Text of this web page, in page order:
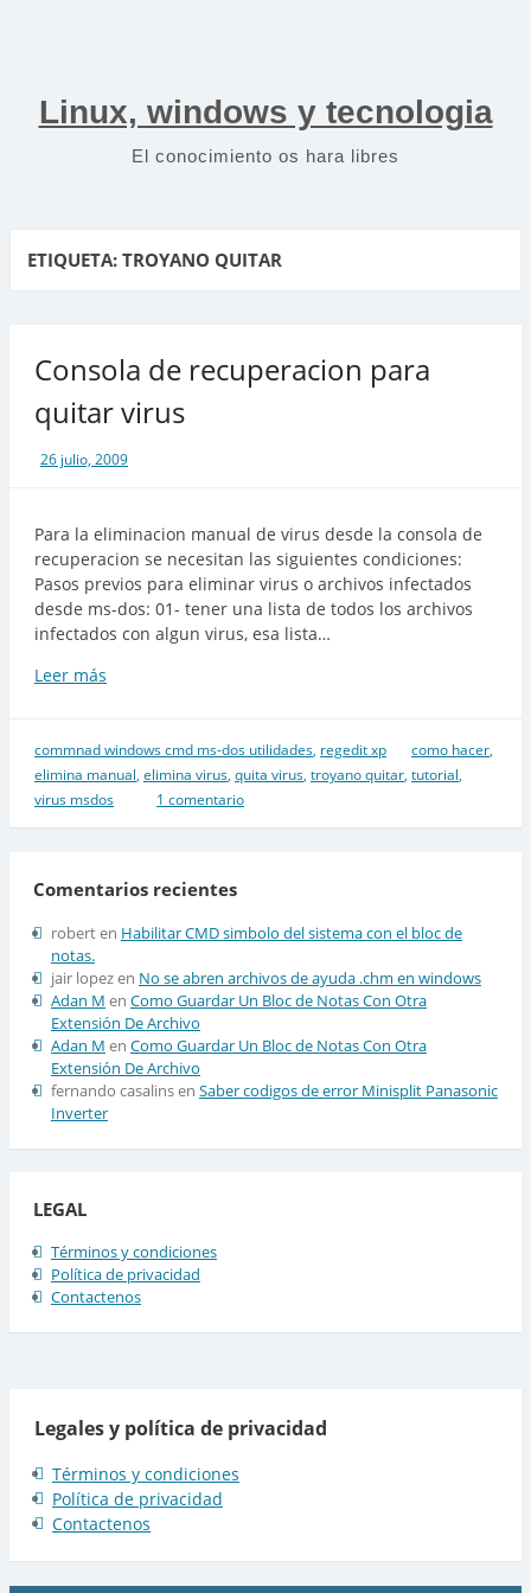
Linux, windows y tecnologia
El conocimiento os hara libres
ETIQUETA:TROYANO QUITAR
Consola de recuperacion para
quitar virus
26 julio, 2009
Para la eliminacion manual de virus desde la consola de
recuperacion se necesitan las siguientes condiciones:
Pasos previos para eliminar virus o archivos infectados
desde ms-dos: 01- tener una lista de todos los archivos
infectados con algun virus, esa lista…
Leer más
para
quitar
virus
commnad windows cmd ms-dos utilidades, regedit xp como hacer,
elimina manual, elimina virus, quita virus, troyano quitar, tutorial,
virus msdos
1 comentario
Comentarios recientes
roberten Habilitar CMD simbolo del sistema con el bloc de
notas.
jair lopezen No se abren archivos de ayuda .chm en windows
Adan M en Como Guardar Un Bloc de Notas Con Otra
Extensión De Archivo
Adan M en Como Guardar Un Bloc de Notas Con Otra
Extensión De Archivo
fernando casalinsen Saber codigos de error Minisplit Panasonic
Inverter
LEGAL
Términos y condiciones
Política de privacidad
Contactenos
Legales y política de privacidad
Términos y condiciones
Política de privacidad
Contactenos